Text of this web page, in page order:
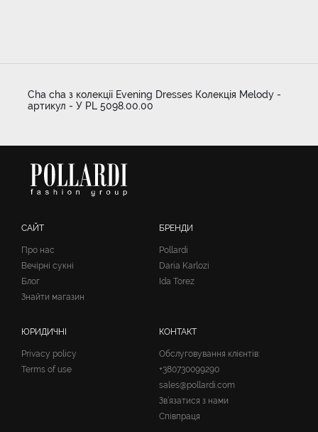
Cha cha з колекції Evening Dresses Колекція Melody -
артикул - У PL 5098.00.00
САЙТ
Про нас
Вечірні сукні
Блог
Знайти магазин
БРЕНДИ
Pollardi
Daria Karlozi
Ida Torez
ЮРИДИЧНІ
Privacy policy
Terms of use
КОНТАКТ
Обслуговування клієнтів:
+380730099290
sales@pollardi.com
Зв’язатися з нами
Співпраця